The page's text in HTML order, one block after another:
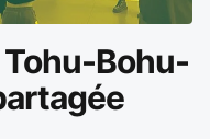
Bohu-